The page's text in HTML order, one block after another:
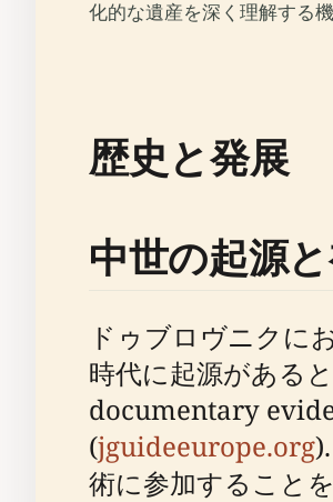
化的な遺産を深く理解する
歴史と発展
中世の起源
ドゥブロヴニクに
時代に起源がある
documentary
(jguideeurope.org
術に参加すること